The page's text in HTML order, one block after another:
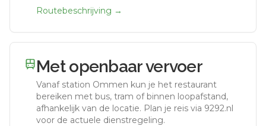
Routebeschrijving →
Met openbaar vervoer
Vanaf station Ommen kun je het restaurant
bereiken met bus, tram of binnen loopafstand,
afhankelijk van de locatie. Plan je reis via 9292.nl
voor de actuele dienstregeling.